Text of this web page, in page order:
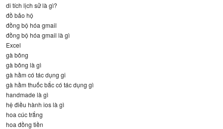
di tích lịch sử là gì?
đồ bảo hộ
đồng bộ hóa gmail
đồng bộ hóa gmail là gì
Excel
gà bông
gà bông là gì
gà hầm có tác dụng gi
gà hầm thuốc bắc có tác dụng gì
handmade là gì
hệ điều hành ios là gì
hoa cúc trắng
hoa đồng tiền